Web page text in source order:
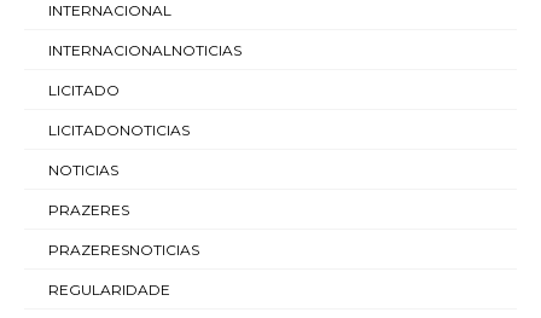
INTERNACIONAL
INTERNACIONALNOTICIAS
LICITADO
LICITADONOTICIAS
NOTICIAS
PRAZERES
PRAZERESNOTICIAS
REGULARIDADE